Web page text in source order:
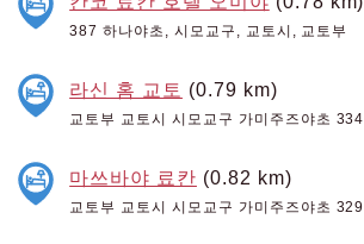
387 하나야초, 시모교구, 교토시, 교토부
라신 홈 교토 (0.79 km)
교토부 교토시 시모교구 가미주즈야초 334
마쓰바야 료칸 (0.82 km)
교토부 교토시 시모교구 가미주즈야초 329